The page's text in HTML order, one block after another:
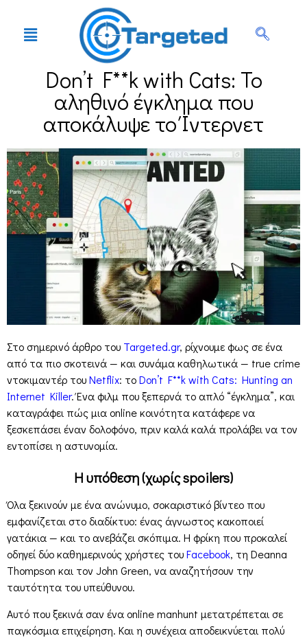
Don’t F**k with Cats: Το
αληθινό έγκλημα που
αποκάλυψε το Ίντερνετ
Στο σημερινό άρθρο του Targeted.gr, ρίχνουμε φως σε ένα
από τα πιο σκοτεινά — και συνάμα καθηλωτικά — true crime
ντοκιμαντέρ τουNetflix: τοDon’t F**k with Cats: Hunting an
Internet Killer. Ένα φιλμ που ξεπερνά το απλό “έγκλημα”, και
καταγράφει πώς μια online κοινότητα κατάφερε να
ξεσκεπάσει έναν δολοφόνο, πριν καλά καλά προλάβει να τον
εντοπίσει η αστυνομία.
Η υπόθεση (χωρίς spoilers)
Όλα ξεκινούν με ένα ανώνυμο, σοκαριστικό βίντεο που
εμφανίζεται στο διαδίκτυο: ένας άγνωστος κακοποιεί
γατάκια — και το ανεβάζει σκόπιμα. Η φρίκη που προκαλεί
οδηγεί δύο καθημερινούς χρήστες τουFacebook, τη Deanna
Thompson και τον John Green, να αναζητήσουν την
ταυτότητα του υπεύθυνου.
Αυτό που ξεκινά σαν ένα online manhunt μετατρέπεται σε
παγκόσμια επιχείρηση. Και η συνέχεια αποδεικνύεται πολύ